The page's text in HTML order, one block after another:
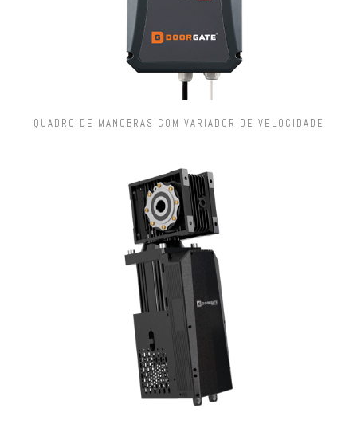
QUADRO DE MANOBRAS COM VARIADOR DE VELOCIDADE